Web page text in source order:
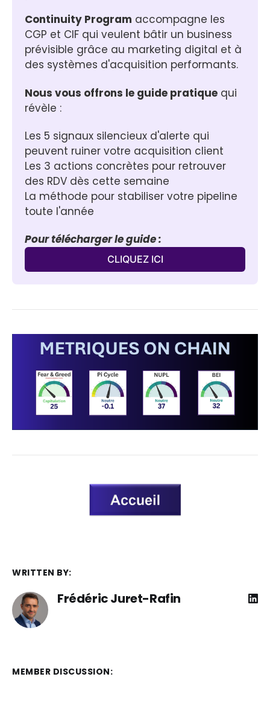
Continuity Program accompagne les
CGP et CIF qui veulent bâtir un business
prévisible grâce au marketing digital et à
des systèmes d'acquisition performants.
Nous vous offrons le guide pratique qui
révèle :
Les 5 signaux silencieux d'alerte qui
peuvent ruiner votre acquisition client
Les 3 actions concrètes pour retrouver
des RDV dès cette semaine
La méthode pour stabiliser votre pipeline
toute l'année
Pour télécharger le guide :
CLIQUEZ ICI
WRITTEN BY:
Frédéric Juret-Rafin
MEMBER DISCUSSION: